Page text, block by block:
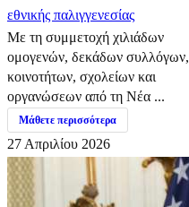
εθνικής παλιγγενεσίας
Με τη συμμετοχή χιλιάδων
ομογενών, δεκάδων συλλόγων,
κοινοτήτων, σχολείων και
οργανώσεων από τη Νέα ...
Μάθετε περισσότερα
27 Απριλίου 2026